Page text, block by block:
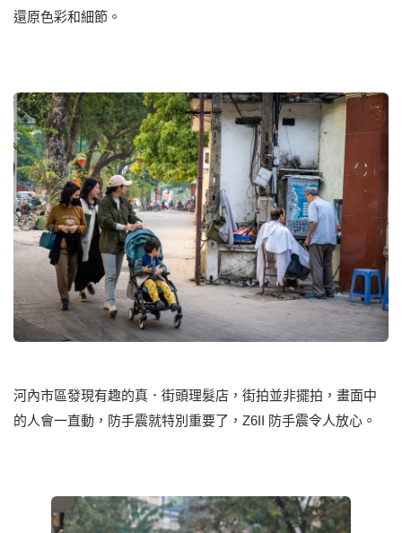
還原色彩和細節。
河內市區發現有趣的真．街頭理髮店，街拍並非擺拍，畫面中
的人會一直動，防手震就特別重要了，Z6II 防手震令人放心。